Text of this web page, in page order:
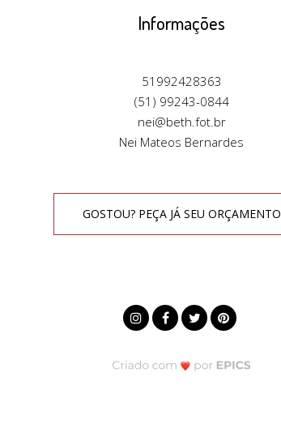
Informações
51992428363
(51) 99243-0844
nei@beth.fot.br
Nei Mateos Bernardes
GOSTOU? PEÇA JÁ SEU ORÇAMENTO